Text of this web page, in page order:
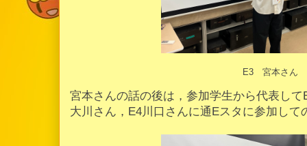
E3 宮本さん
宮本さんの話の後は，参加学生から代表し
大川さん，E4川口さんに通Eスタに参加し